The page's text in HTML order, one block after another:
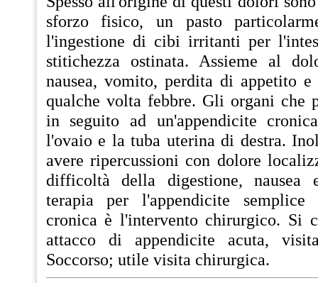
sforzo fisico, un pasto
l'ingestione di cibi irritanti per
stitichezza ostinata. Assieme al
nausea, vomito, perdita di appetito e
qualche volta febbre. Gli organi che
in seguito ad un'appendicite
l'ovaio e la tuba uterina di destra.
avere ripercussioni con dolore
difficoltà della digestione, nausea
terapia per l'appendicite
cronica è l'intervento chirurgico. Si
attacco di appendicite acuta,
Soccorso; utile visita chirurgica.